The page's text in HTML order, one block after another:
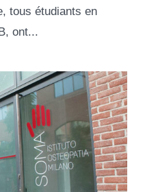
tous étudiants en
ont...